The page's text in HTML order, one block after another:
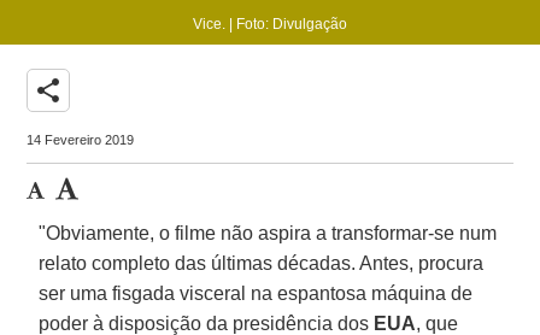
Vice. | Foto: Divulgação
share
14 Fevereiro 2019
"Obviamente, o filme não aspira a transformar-se num
relato completo das últimas décadas. Antes, procura
ser uma fisgada visceral na espantosa máquina de
poder à disposição da presidência dos EUA, que